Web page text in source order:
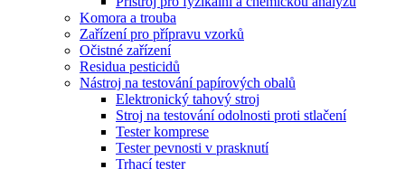
Komora a trouba
Zařízení pro přípravu vzorků
Očistné zařízení
Residua pesticidů
Nástroj na testování papírových obalů
Elektronický tahový stroj
Stroj na testování odolnosti proti stlačení
Tester komprese
Tester pevnosti v prasknutí
Trhací tester